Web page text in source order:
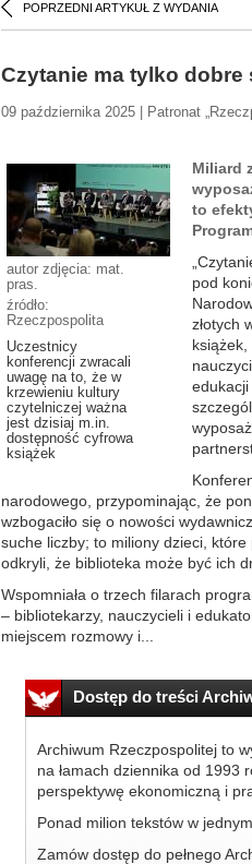
POPRZEDNI ARTYKUŁ Z WYDANIA
Czytanie ma tylko dobre
09 października 2025 | Patronat
autor zdjęcia: mat.
pras.
źródło:
Rzeczpospolita
Uczestnicy
konferencji zwracali
uwagę na to, że w
krzewieniu kultury
czytelniczej ważna
jest dzisiaj m.in.
dostępność cyfrowa
książek
Miliard
to
pod
złotych
książek,
edukacji
narodowego, przypominając, że
wzbogaciło się o nowości
suche liczby; to miliony dzieci, które
odkryli, że biblioteka może być ich
Wspomniała o trzech filarach
– bibliotekarzy, nauczycieli i
miejscem rozmowy i...
Dostęp do treści
Archiwum Rzeczpospolitej to
na łamach dziennika od 1993
perspektywę ekonomiczną i
Ponad milion tekstów w
Zamów dostęp do pełnego